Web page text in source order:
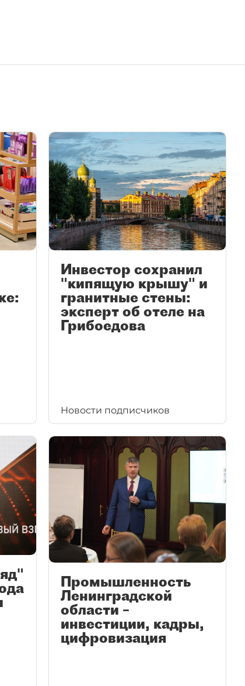
Инвестор сохранил
"кипящую крышу" и
гранитные стены:
эксперт об отеле на
Грибоедова
Новости подписчиков
Промышленность
Ленинградской
области –
инвестиции, кадры,
цифровизация